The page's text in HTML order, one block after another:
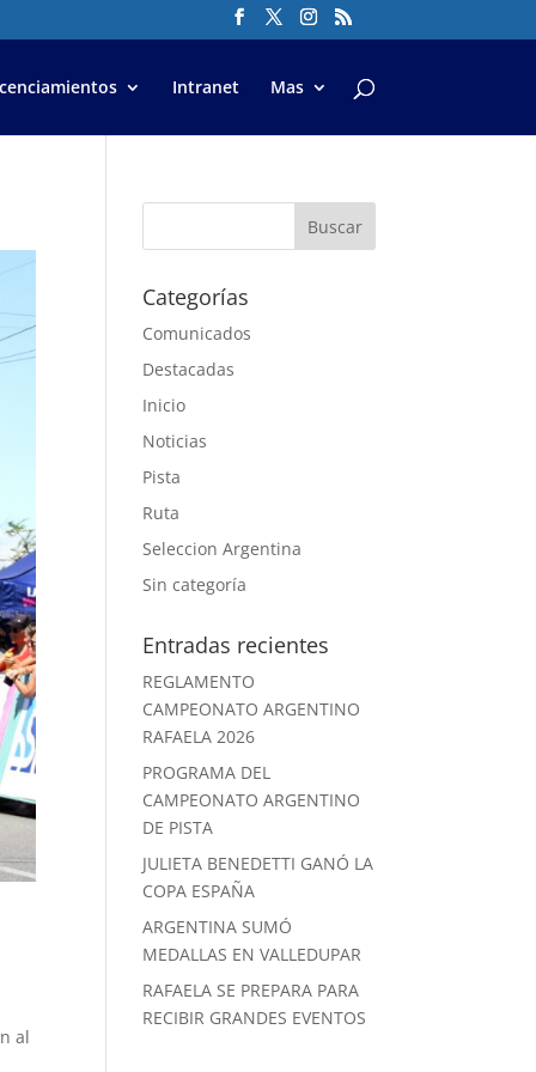
Intranet Mas
al
Categorías
Comunicados
Destacadas
Inicio
Noticias
Pista
Ruta
Seleccion Argentina
Sin categoría
Entradas recientes
REGLAMENTO
CAMPEONATO ARGENTINO
RAFAELA 2026
PROGRAMA DEL
CAMPEONATO ARGENTINO
DE PISTA
JULIETA BENEDETTI GANÓ LA
COPA ESPAÑA
ARGENTINA SUMÓ
MEDALLAS EN VALLEDUPAR
RAFAELA SE PREPARA PARA
RECIBIR GRANDES EVENTOS